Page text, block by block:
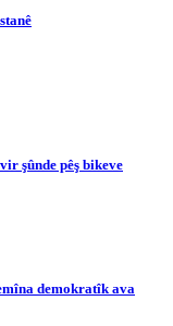
şûnde pêş bikeve
demokratîk ava